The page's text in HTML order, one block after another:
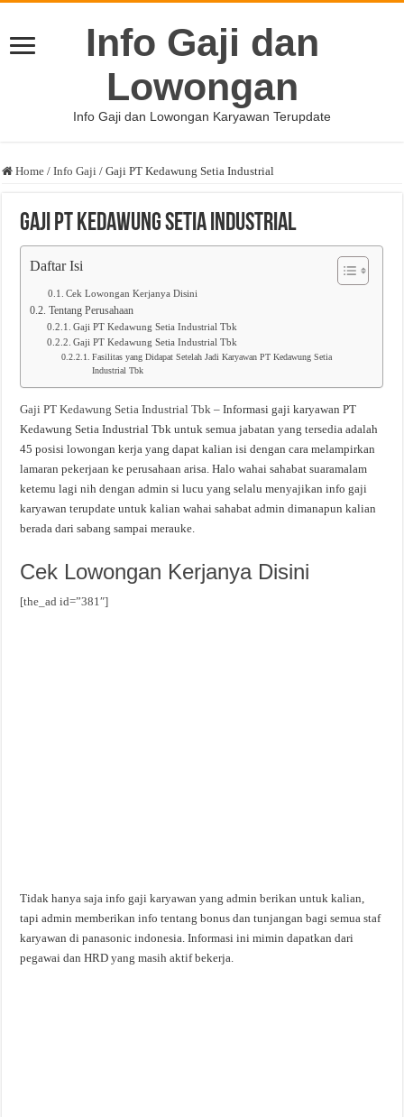
Info Gaji dan
Lowongan
Info Gaji dan Lowongan Karyawan Terupdate
Home / Info Gaji / Gaji PT Kedawung Setia Industrial
Gaji PT Kedawung Setia Industrial
Daftar Isi
Cek Lowongan Kerjanya Disini
Tentang Perusahaan
Gaji PT Kedawung Setia Industrial Tbk
Gaji PT Kedawung Setia Industrial Tbk
Fasilitas yang Didapat Setelah Jadi Karyawan PT Kedawung Setia
Industrial Tbk
Gaji PT Kedawung Setia Industrial Tbk – Informasi gaji karyawan PT
Kedawung Setia Industrial Tbk untuk semua jabatan yang tersedia adalah
45 posisi lowongan kerja yang dapat kalian isi dengan cara melampirkan
lamaran pekerjaan ke perusahaan arisa. Halo wahai sahabat suaramalam
ketemu lagi nih dengan admin si lucu yang selalu menyajikan info gaji
karyawan terupdate untuk kalian wahai sahabat admin dimanapun kalian
berada dari sabang sampai merauke.
Cek Lowongan Kerjanya Disini
[the_ad id=”381″]
Tidak hanya saja info gaji karyawan yang admin berikan untuk kalian,
tapi admin memberikan info tentang bonus dan tunjangan bagi semua staf
karyawan di panasonic indonesia. Informasi ini mimin dapatkan dari
pegawai dan HRD yang masih aktif bekerja.